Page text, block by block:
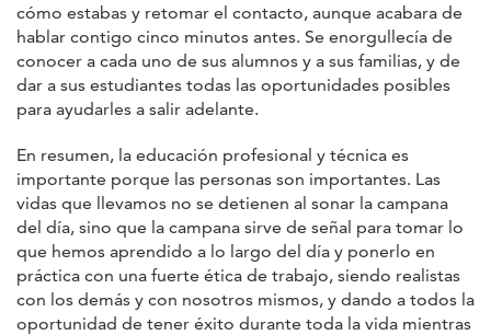
cómo estabas y retomar el contacto, aunque acabara de
hablar contigo cinco minutos antes. Se enorgullecía de
conocer a cada uno de sus alumnos y a sus familias, y de
dar a sus estudiantes todas las oportunidades posibles
para ayudarles a salir adelante.
En resumen, la educación profesional y técnica es
importante porque las personas son importantes. Las
vidas que llevamos no se detienen al sonar la campana
del día, sino que la campana sirve de señal para tomar lo
que hemos aprendido a lo largo del día y ponerlo en
práctica con una fuerte ética de trabajo, siendo realistas
con los demás y con nosotros mismos, y dando a todos la
oportunidad de tener éxito durante toda la vida mientras